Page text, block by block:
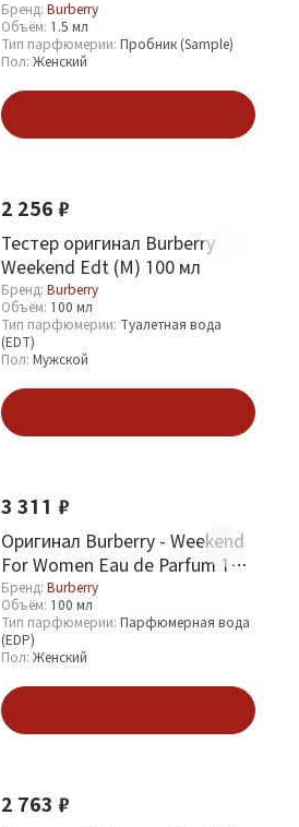
Бренд: Burberry
Объём: 1.5 мл
Тип парфюмерии: Пробник (Sample)
Пол: Женский
2 256 ₽
Тестер оригинал Burberry
Weekend Edt (M) 100 мл
Бренд: Burberry
Объём: 100 мл
Тип парфюмерии: Туалетная вода
(EDT)
Пол: Мужской
3 311 ₽
Оригинал Burberry - Weekend
For Women Eau de Parfum 100
ml НОВЫЙ ДИЗАЙН
Бренд: Burberry
Объём: 100 мл
Тип парфюмерии: Парфюмерная вода
(EDP)
Пол: Женский
2 763 ₽